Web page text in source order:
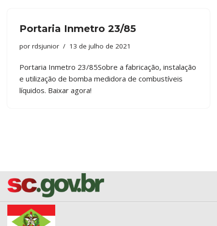
Portaria Inmetro 23/85
por rdsjunior 13 de julho de 2021
Portaria Inmetro 23/85Sobre a fabricação, instalação
e utilização de bomba medidora de combustíveis
líquidos. Baixar agora!